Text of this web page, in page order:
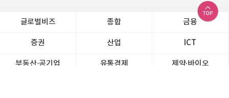
글로벌비즈 종합 금융
증권 산업 ICT
부동산·공기업 유통경제 제약∙바이오